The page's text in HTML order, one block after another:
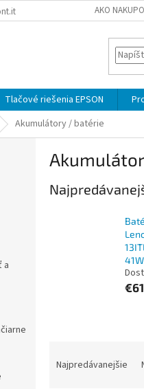
AKO
Tlačové riešenia EPSON
Akumulátory / batérie
a
Najpredávanejšie